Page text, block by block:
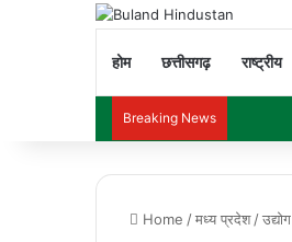
होम छत्तीसगढ़ राष्ट्रीय
Breaking News
Home /मध्य प्रदेश /